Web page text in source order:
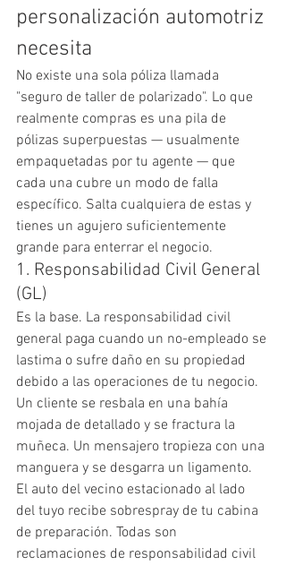
personalización automotriz
necesita
No existe una sola póliza llamada
"seguro de taller de polarizado". Lo que
realmente compras es una pila de
pólizas superpuestas — usualmente
empaquetadas por tu agente — que
cada una cubre un modo de falla
específico. Salta cualquiera de estas y
tienes un agujero suficientemente
grande para enterrar el negocio.
1. Responsabilidad Civil General
(GL)
Es la base. La responsabilidad civil
general paga cuando un no-empleado se
lastima o sufre daño en su propiedad
debido a las operaciones de tu negocio.
Un cliente se resbala en una bahía
mojada de detallado y se fractura la
muñeca. Un mensajero tropieza con una
manguera y se desgarra un ligamento.
El auto del vecino estacionado al lado
del tuyo recibe sobrespray de tu cabina
de preparación. Todas son
reclamaciones de responsabilidad civil